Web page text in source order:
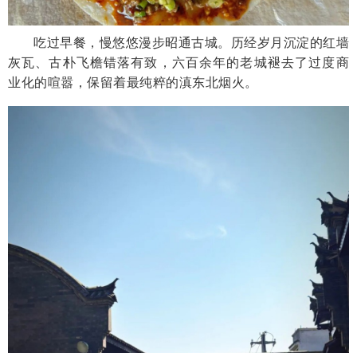
吃过早餐，慢悠悠漫步昭通古城。历经岁月沉淀的红墙
灰瓦、古朴飞檐错落有致，六百余年的老城褪去了过度商
业化的喧嚣，保留着最纯粹的滇东北烟火。